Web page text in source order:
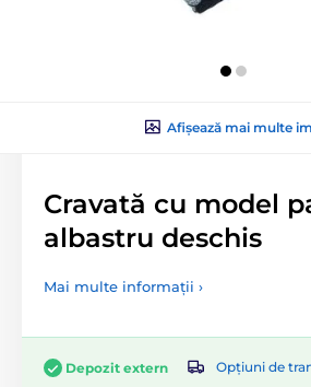
Afișează mai multe
Cravată cu model
albastru deschis
Mai multe informații ›
Depozit extern
Opțiuni de